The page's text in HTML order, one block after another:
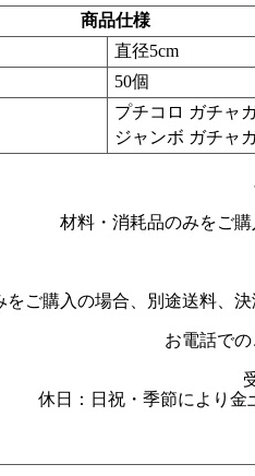
商品仕様
直径5cm
50個
プチコロ ガチャ
ジャンボ ガチャ
材料・消耗品のみをご購
ご購入の場合、 別途送料、
お電話で
休日：日祝・季節により金